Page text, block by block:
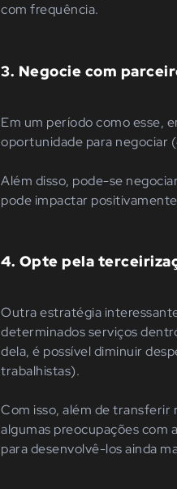
com frequência.
3. Negocie com
Em um período como esse,
oportunidade para negociar
Além disso, pode-se
pode impactar
4. Opte pela
Outra estratégia
determinados serviços
dela, é possível diminuir
trabalhistas).
Com isso, além de transferir
algumas preocupações com a
para desenvolvê-los ainda